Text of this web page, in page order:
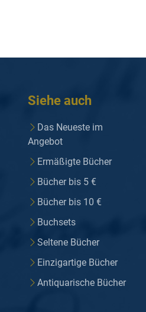
Siehe auch
Das Neueste im
Angebot
Ermäßigte Bücher
Bücher bis 5 €
Bücher bis 10 €
Buchsets
Seltene Bücher
Einzigartige Bücher
Antiquarische Bücher